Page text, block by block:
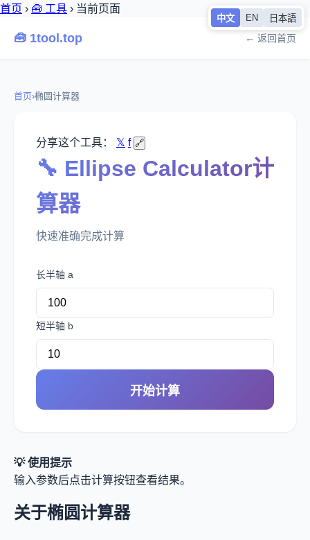
中文 EN 日本語
首页 › 🧰 工具 › 当前页面
🧰 1tool.top ← 返回首页
首页›椭圆计算器
分享这个工具： 𝕏 f 🔗
🔧 Ellipse Calculator计
算器
快速准确完成计算
长半轴 a
短半轴 b
开始计算
💡 使用提示
输入参数后点击计算按钮查看结果。
关于椭圆计算器